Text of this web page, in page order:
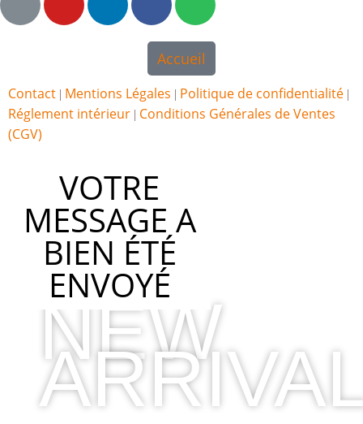
Accueil
Contact | Mentions Légales | Politique de confidentialité |
Réglement intérieur | Conditions Générales de Ventes
(CGV)
VOTRE
MESSAGE A
BIEN ÉTÉ
ENVOYÉ
NEW